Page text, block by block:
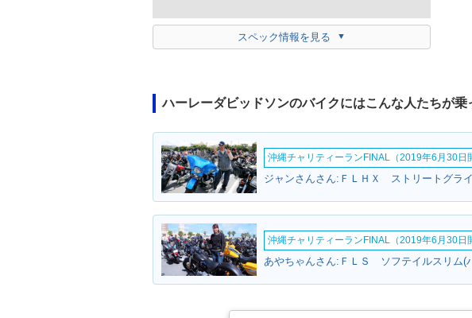
スペック情報を見る
ハーレーダビッドソンのバイクにはこんな人たちが乗
沖縄チャリティーランFINAL（2019年6月30日
沖縄チャリティーランFINAL（2019年6月30日